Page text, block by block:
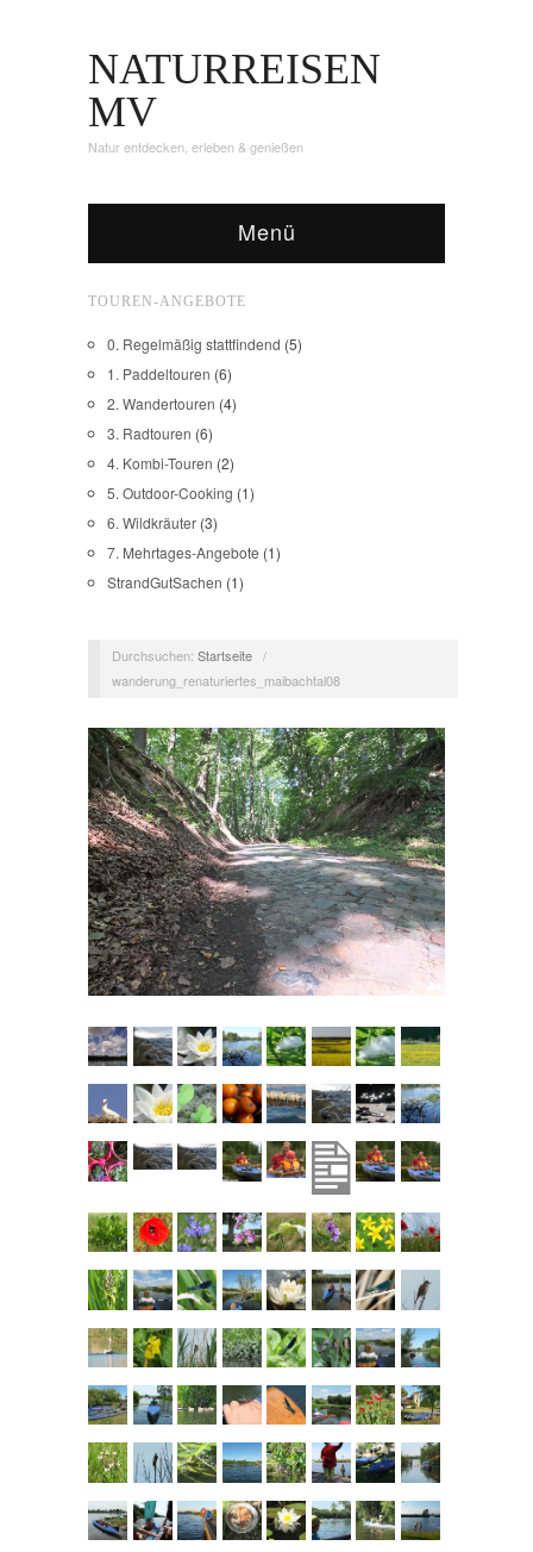
NATURREISEN
MV
Natur entdecken, erleben & genießen
Menü
TOUREN-ANGEBOTE
0. Regelmäßig stattfindend (5)
1. Paddeltouren (6)
2. Wandertouren (4)
3. Radtouren (6)
4. Kombi-Touren (2)
5. Outdoor-Cooking (1)
6. Wildkräuter (3)
7. Mehrtages-Angebote (1)
StrandGutSachen (1)
Durchsuchen: Startseite /
wanderung_renaturiertes_maibachtal08